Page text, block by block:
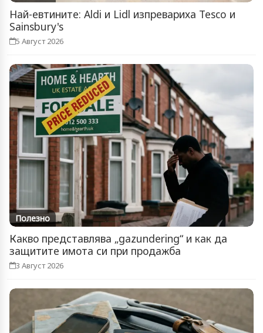
Най-евтините: Aldi и Lidl изпревариха Tesco и
Sainsbury's
5 Август 2026
Полезно
Какво представлява „gazundering“ и как да
защитите имота си при продажба
3 Август 2026